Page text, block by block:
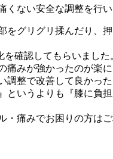
くない安全な調整を行
をグリグリ揉んだり、
確認してもらいました
痛みが強かったのが楽
調整で改善して良かった
というよりも『膝に負
・痛みでお困りの方は